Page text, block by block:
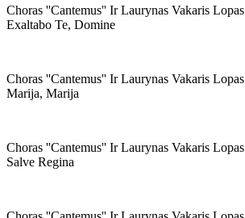
Choras ''cantemus'' Ir Laurynas Vakaris Lopas
Exaltabo Te, Domine
Choras ''cantemus'' Ir Laurynas Vakaris Lopas
Marija, Marija
Choras ''cantemus'' Ir Laurynas Vakaris Lopas
Salve Regina